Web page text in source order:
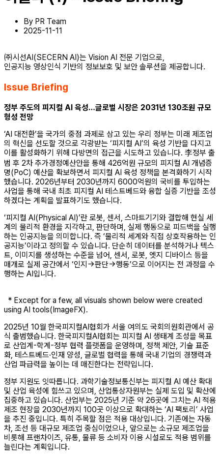
By PR Team
2025-11-11
㈜시선AI(SECERN AI)는 Vision AI 전문 기업으로,
인공지능 영상인식 기반의 정보보호 및 보안 솔루션을 제공합니다.
Issue Briefing
정부 주도의 피지컬 AI 육성…글로벌 시장은 2031년 130조원 규모
형성 전망
‘AI 대전환’을 국가의 중점 과제로 삼고 있는 우리 정부는 미래 제조업
의 혁신을 선도할 것으로 각광받는 ‘피지컬 AI’의 육성 기반을 다지고
이를 활성화하기 위해 다방면의 접근을 시도하고 있습니다. 李정부 출
범 후 2차 추가경정예산안을 통해 426억원 규모의 피지컬 AI 개념증
명(PoC) 예산을 확보하면서 피지컬 AI 육성 정책을 본격화하기 시작
했습니다. 2026년부터 2030년까지 6000억원의 국비를 투입하는
사업을 통해 국내 최초 피지컬 AI 테스트베드와 융합 실증 기반을 조성
하겠다는 계획을 발표하기도 했습니다.
‘피지컬 AI(Physical AI)’란 로봇, 센서, 스마트기기와 결합해 현실 세
계의 물리적 환경을 지각하고, 판단하며, 실제 행동으로 피드백을 실행
하는 인공지능을 의미합니다. 즉 ‘물리적 세계와 직접 상호작용하는 인
공지능’이라고 정의할 수 있습니다. 단순히 데이터를 분석하거나 텍스
트, 이미지를 생성하는 수준을 넘어, 센서, 로봇, 엣지 디바이스 등을
매개로 실제 공간에서 ‘인지→판단→행동’으로 이어지는 전 과정을 수
행하는 AI입니다.
* Except for a few, all visuals shown below were created
using AI tools(ImageFX).
2025년 10월 한국피지컬AI협회가 서울 여의도 국회의원회관에서 공
식 출범했습니다. 한국피지컬AI협회는 피지컬 AI 생태계 조성을 목표
로 산업계-학계-정부 협력 플랫폼을 운영하며, 정책 제안, 기술 표준
화, 테스트베드·인재 양성, 글로벌 협력을 통해 국내 기업의 경쟁력과
산업 파급력을 높이는 데 매진한다는 전략입니다.
정부 지원도 잇따릅니다. 과학기술정보통신부는 피지컬 AI 예산 확대
및 산업 육성에 힘쓰고 있으며, 산업통상자원부는 실제 도입 및 확산에
집중하고 있습니다. 산업부는 2025년 기준 약 26곳에 그치는 AI 적용
제조 현장을 2030년까지 100곳 이상으로 확대하는 ‘AI 팩토리’ 사업
을 추진 중입니다. 특히 주목할 점은 적용 대상입니다. 기존에는 자동
차, 조선 등 대규모 제조업 중심이었으나, 앞으로는 소규모 제조업을
비롯해 프랜차이즈, 유통, 물류 등 소비자 이용 시설로도 적용 범위를
늘린다는 계획입니다.